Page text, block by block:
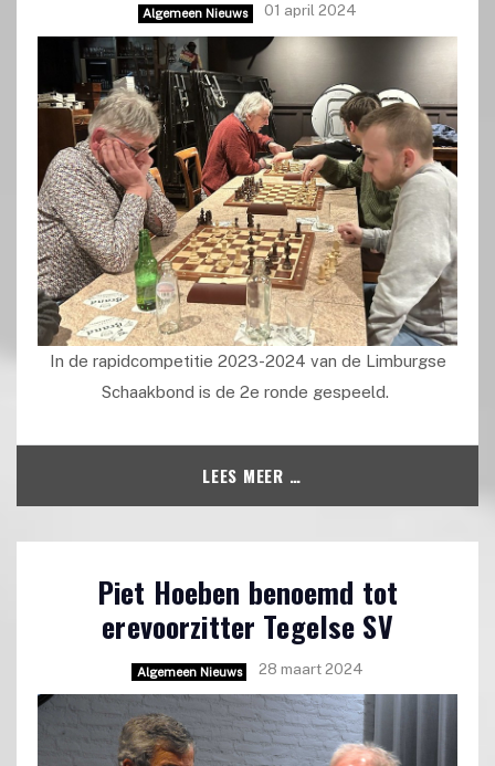
Algemeen Nieuws 01 april 2024
In de rapidcompetitie 2023-2024 van de Limburgse
Schaakbond is de 2e ronde gespeeld.
LEES MEER …
Piet Hoeben benoemd tot
erevoorzitter Tegelse SV
Algemeen Nieuws 28 maart 2024